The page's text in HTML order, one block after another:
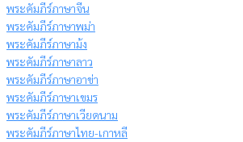
พระคัมภีร์ภาษาจีน
พระคัมภีร์ภาษาพม่า
พระคัมภีร์ภาษาม้ง
พระคัมภีร์ภาษาลาว
พระคัมภีร์ภาษาอาข่า
พระคัมภีร์ภาษาเขมร
พระคัมภีร์ภาษาเวียดนาม
พระคัมภีร์ภาษาไทย-เกาหลี